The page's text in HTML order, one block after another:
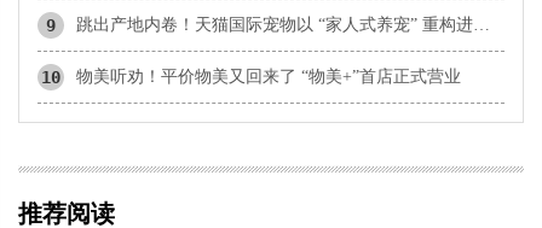
9
10 物美听劝！平价物美又回来了 “物美+”首店正式营业
推荐阅读